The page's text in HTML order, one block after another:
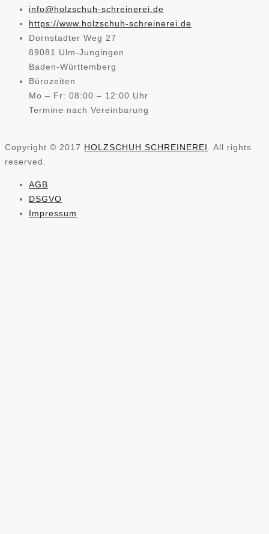
info@holzschuh-schreinerei.de
https://www.holzschuh-schreinerei.de
Dornstadter Weg 27
89081 Ulm-Jungingen
Baden-Württemberg
Bürozeiten
Mo – Fr: 08:00 – 12:00 Uhr
Termine nach Vereinbarung
Copyright © 2017 HOLZSCHUH SCHREINEREI
. All rights
reserved.
AGB
DSGVO
Impressum